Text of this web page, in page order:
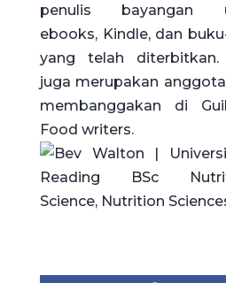
penulis bayangan
ebooks, Kindle, dan
yang telah diterbitkan.
juga merupakan
membanggakan di
Food writers.